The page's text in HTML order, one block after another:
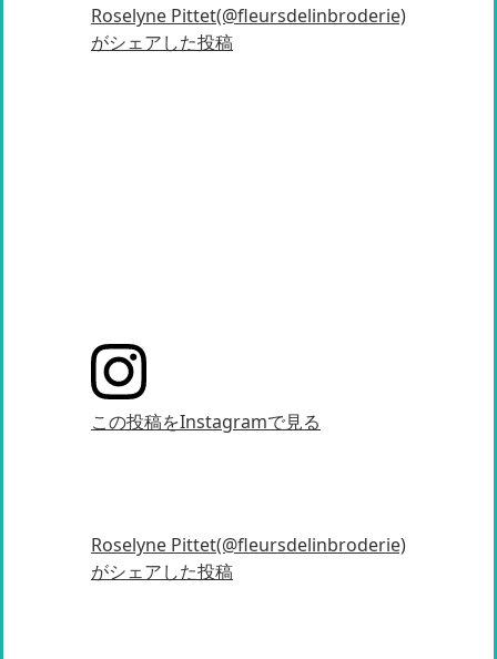
Roselyne Pittet(@fleursdelinbroderie)
がシェアした投稿
この投稿をInstagramで見る
Roselyne Pittet(@fleursdelinbroderie)
がシェアした投稿